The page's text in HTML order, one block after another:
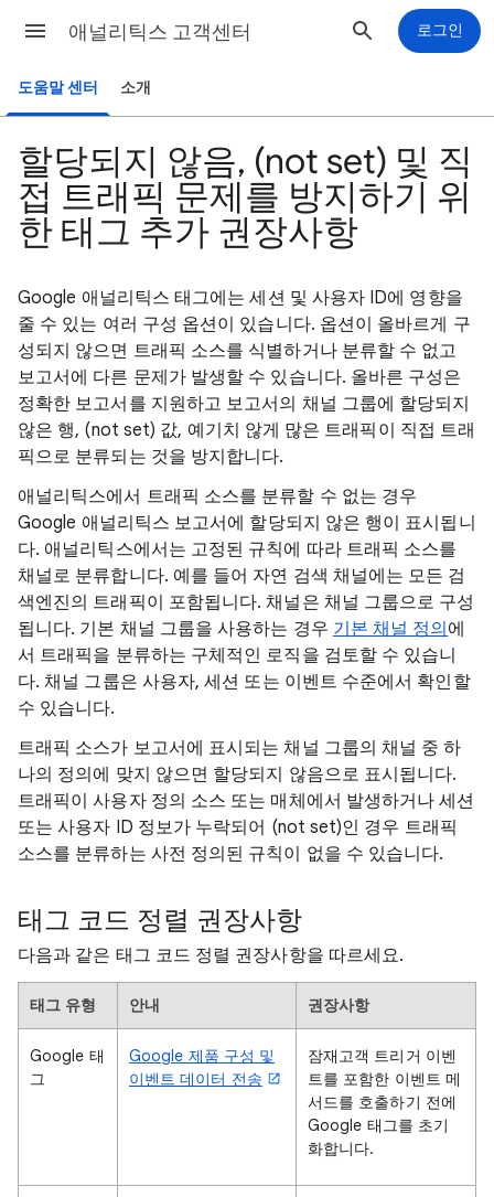
애널리틱스 고객센터 로그인
도움말 센터 소개
할당되지 않음, (not set) 및 직
접 트래픽 문제를 방지하기 위
한 태그 추가 권장사항
Google 애널리틱스 태그에는 세션 및 사용자 ID에 영향을
줄 수 있는 여러 구성 옵션이 있습니다. 옵션이 올바르게 구
성되지 않으면 트래픽 소스를 식별하거나 분류할 수 없고
보고서에 다른 문제가 발생할 수 있습니다. 올바른 구성은
정확한 보고서를 지원하고 보고서의 채널 그룹에 할당되지
않은 행, (not set) 값, 예기치 않게 많은 트래픽이 직접 트래
픽으로 분류되는 것을 방지합니다.
애널리틱스에서 트래픽 소스를 분류할 수 없는 경우
Google 애널리틱스 보고서에 할당되지 않은 행이 표시됩니
다. 애널리틱스에서는 고정된 규칙에 따라 트래픽 소스를
채널로 분류합니다. 예를 들어 자연 검색 채널에는 모든 검
색엔진의 트래픽이 포함됩니다. 채널은 채널 그룹으로 구성
됩니다. 기본 채널 그룹을 사용하는 경우 기본 채널 정의 에
서 트래픽을 분류하는 구체적인 로직을 검토할 수 있습니
다. 채널 그룹은 사용자, 세션 또는 이벤트 수준에서 확인할
수 있습니다.
트래픽 소스가 보고서에 표시되는 채널 그룹의 채널 중 하
나의 정의에 맞지 않으면 할당되지 않음으로 표시됩니다.
트래픽이 사용자 정의 소스 또는 매체에서 발생하거나 세션
또는 사용자 ID 정보가 누락되어 (not set)인 경우 트래픽
소스를 분류하는 사전 정의된 규칙이 없을 수 있습니다.
태그 코드 정렬 권장사항
다음과 같은 태그 코드 정렬 권장사항을 따르세요.
태그 유형 안내 권장사항
Google 태
그
Google 제품 구성 및
이벤트 데이터 전송
잠재고객 트리거 이벤
트를 포함한 이벤트 메
서드를 호출하기 전에
Google 태그를 초기
화합니다.